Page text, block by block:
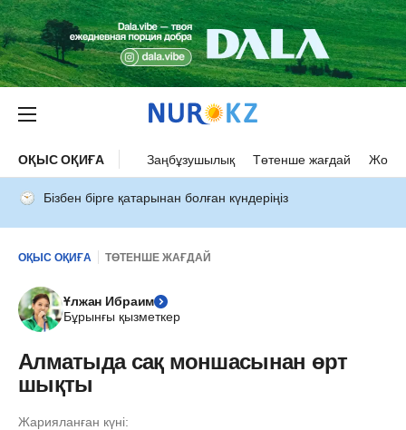
ОҚЫС ОҚИҒА Заңбұзушылық Төтенше жағдай Жол
Бізбен бірге қатарынан болған күндеріңіз
ОҚЫС ОҚИҒА ТӨТЕНШЕ ЖАҒДАЙ
Ұлжан Ибраим
Бұрынғы қызметкер
Алматыда сақ моншасынан өрт
шықты
Жарияланған күні: